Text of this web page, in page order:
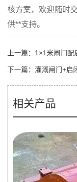
核方案，欢迎随时
供**支持。
上一篇： 1×1米闸门配
下一篇： 灌溉闸门+启
相关产品